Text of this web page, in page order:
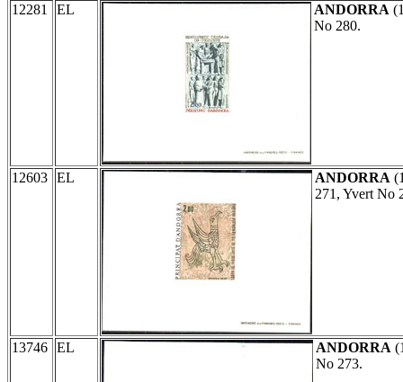
12281 EL ANDORRA
No 280.
12603 EL ANDORRA
271, Yvert No
13746 EL ANDORRA
No 273.